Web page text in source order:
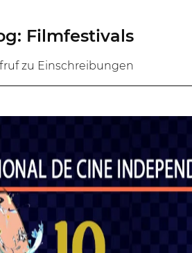
Filmfestivals
zu Einschreibungen